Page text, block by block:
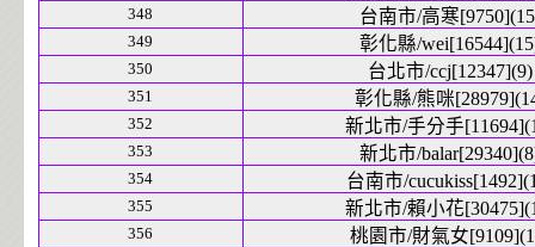
348 台南市/高寒
349 彰化縣/
350 台北市/ccj[12347](9)
351 彰化縣/熊咪
352 新北市/手分手
353 新北市/
354 台南市/
355 新北市/賴小花
356 桃園市/財氣女